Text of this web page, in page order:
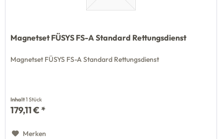
Magnetset FÜSYS FS-A Standard Rettungsdienst
Magnetset FÜSYS FS-A Standard Rettungsdienst
Inhalt1 Stück
179,11 € *
Merken